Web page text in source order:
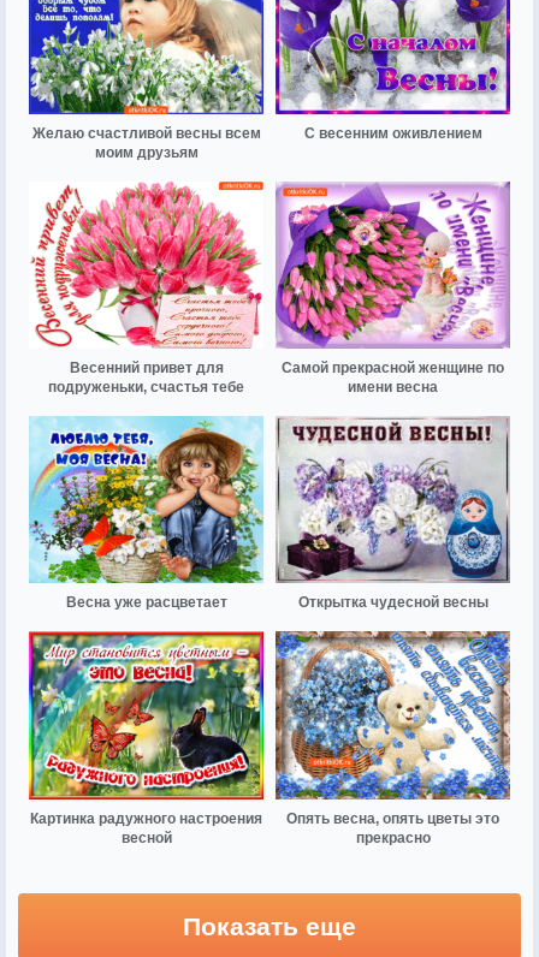
Желаю счастливой весны всем
моим друзьям
С весенним оживлением
Весенний привет для
подруженьки, счастья тебе
Самой прекрасной женщине по
имени весна
Весна уже расцветает Открытка чудесной весны
Картинка радужного настроения
весной
Опять весна, опять цветы это
прекрасно
Показать еще